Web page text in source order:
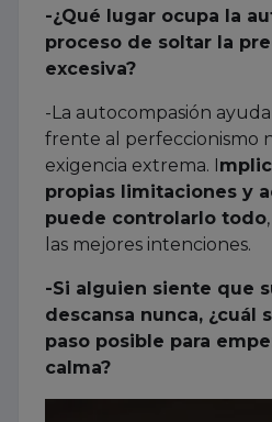
-¿Qué lugar ocupa la
proceso de soltar la
excesiva?
-La autocompasión
frente al perfeccionismo
exigencia extrema. I
propias limitaciones y
puede controlarlo todo
las mejores intenciones.
-Si alguien siente que
descansa nunca, ¿cuál
paso posible para
calma?